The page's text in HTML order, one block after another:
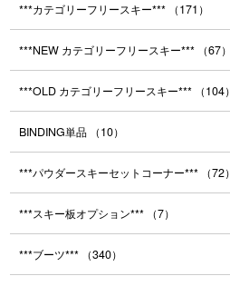
***カテゴリーフリースキー*** （171）
***NEW カテゴリーフリースキー*** （67）
***OLD カテゴリーフリースキー*** （104）
BINDING単品 （10）
***パウダースキーセットコーナー*** （72）
***スキー板オプション*** （7）
***ブーツ*** （340）